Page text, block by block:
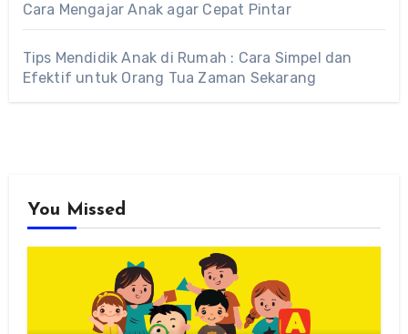
Cara Mengajar Anak agar Cepat Pintar
Tips Mendidik Anak di Rumah : Cara Simpel dan
Efektif untuk Orang Tua Zaman Sekarang
You Missed